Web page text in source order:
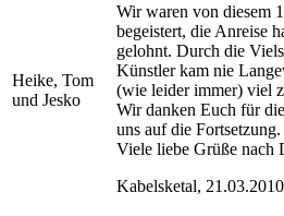
Heike, Tom
und Jesko
Wir waren von diesem
begeistert, die Anreise
gelohnt. Durch die
Künstler kam nie
(wie leider immer) viel
Wir danken Euch für
uns auf die Fortsetzung.
Viele liebe Grüße nach
Kabelsketal,